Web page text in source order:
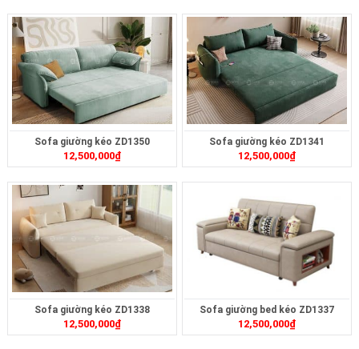
Sofa giường kéo ZD1350
12,500,000₫
Sofa giường kéo ZD1341
12,500,000₫
Sofa giường kéo ZD1338
12,500,000₫
Sofa giường bed kéo ZD1337
12,500,000₫